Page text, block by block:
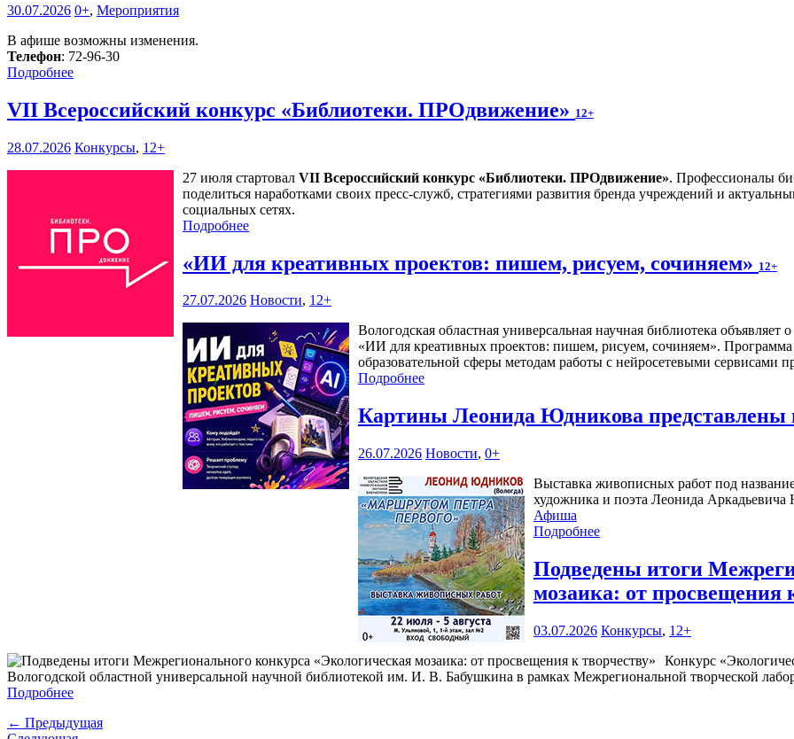
30.07.2026 0+, Мероприятия
В афише возможны изменения.
Телефон: 72-96-30
Подробнее
VII Всероссийский конкурс «Библиотеки. ПРОдвижение» 12+
28.07.2026 Конкурсы, 12+
27 июля стартовал VII Всероссийский конкурс «Библиотеки. ПРОдвижение». Профессионалы
поделиться наработками своих пресс-служб, стратегиями развития бренда учреждений и
социальных сетях.
Подробнее
«ИИ для креативных проектов: пишем, рисуем, сочиняем» 12+
27.07.2026 Новости, 12+
Вологодская областная универсальная научная библиотека
«ИИ для креативных проектов: пишем, рисуем, сочиняем». Программа
образовательной сферы методам работы с нейросетевыми сервисами
Подробнее
Картины Леонида Юдникова представлены
26.07.2026 Новости, 0+
Выставка живописных работ под
художника и поэта Леонида
Афиша
Подробнее
Подведены итоги
мозаика: от просвещения
03.07.2026 Конкурсы, 12+
Конкурс
Вологодской областной универсальной научной библиотекой им. И. В. Бабушкина в рамках Межрегиональной творческой
Подробнее
← Предыдущая